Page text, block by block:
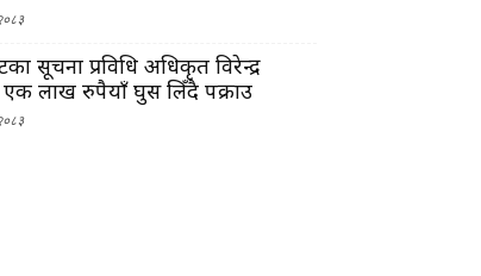
सूचना प्रविधि अधिकृत विरेन्द्र
एक लाख रुपैयाँ घुस लिँदै पक्राउ